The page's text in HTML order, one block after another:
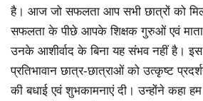
है। आज जो सफलता आप सभी छात्रों को
सफलता के पीछे आपके शिक्षक गुरुओं एवं माता
उनके आशीर्वाद के बिना यह संभव नहीं है। इस
प्रतिभावान छात्र-छात्राओं को उत्कृष्ट
की बधाई एवं शुभकामनाएं दी। उन्होंने कहा